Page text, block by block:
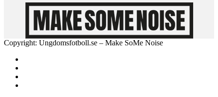
Copyright: Ungdomsfotboll.se – Make SoMe Noise